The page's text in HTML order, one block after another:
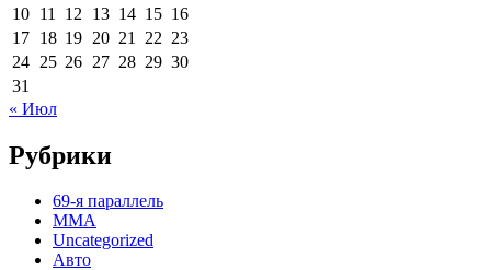
10 11 12 13 14 15 16
17 18 19 20 21 22 23
24 25 26 27 28 29 30
31
« Июл
Рубрики
69-я параллель
MMA
Uncategorized
Авто